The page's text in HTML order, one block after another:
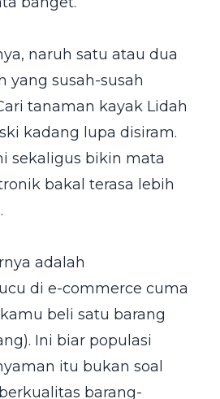
naruh satu atau dua
yang susah-susah
tanaman kayak Lidah
kadang lupa disiram.
sekaligus bikin mata
bakal terasa lebih
adalah
di e-commerce cuma
beli satu barang
Ini biar populasi
itu bukan soal
barang-